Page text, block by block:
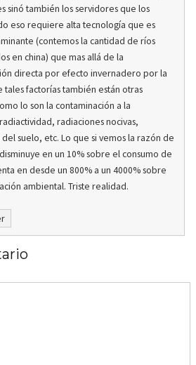
sinó también los servidores que los
eso requiere alta tecnología que es
(contemos la cantidad de ríos
en china) que mas allá de la
directa por efecto invernadero por la
tales factorías también están otras
lo son la contaminación a la
radiaciones nocivas,
suelo, etc. Lo que si vemos la razón de
en un 10% sobre el consumo de
en desde un 800% a un 4000% sobre
ambiental. Triste realidad.